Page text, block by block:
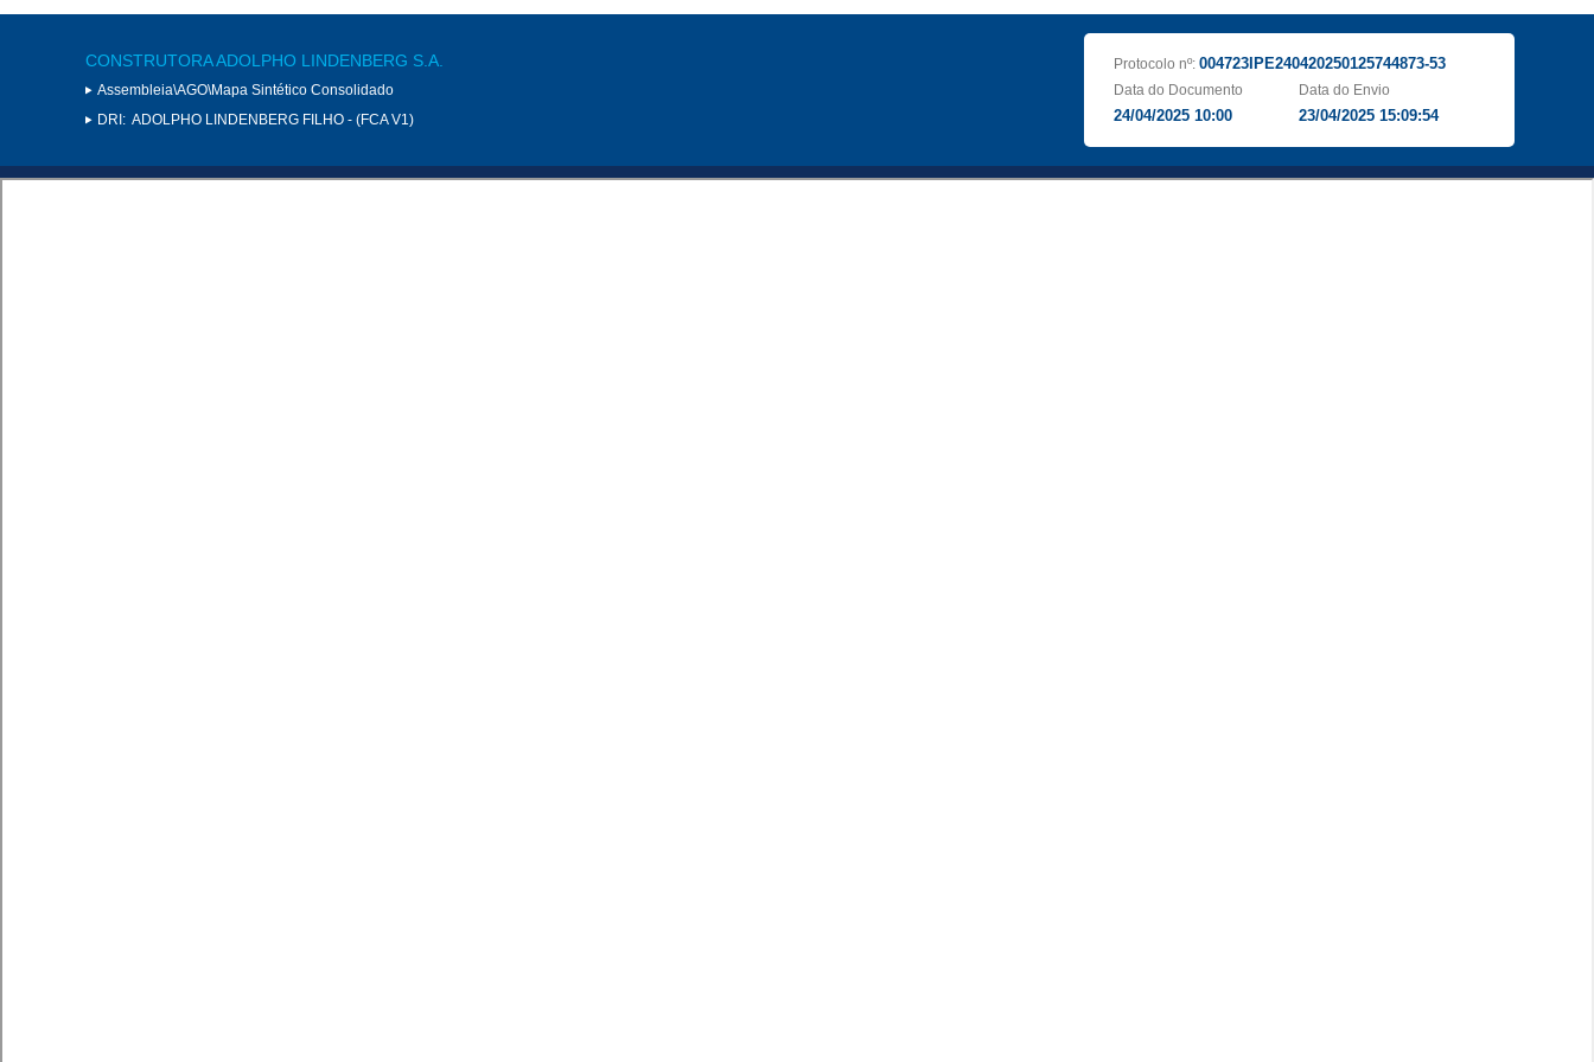
CONSTRUTORA ADOLPHO LINDENBERG S.A.
Assembleia\AGO\Mapa Sintético Consolidado
DRI: ADOLPHO LINDENBERG FILHO - (FCA V1)
Protocolo nº: 004723IPE240420250125744873-53
Data do Documento
24/04/2025 10:00
Data do Envio
23/04/2025 15:09:54